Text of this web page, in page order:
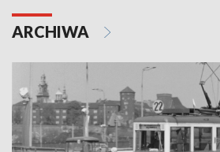
ARCHIWA